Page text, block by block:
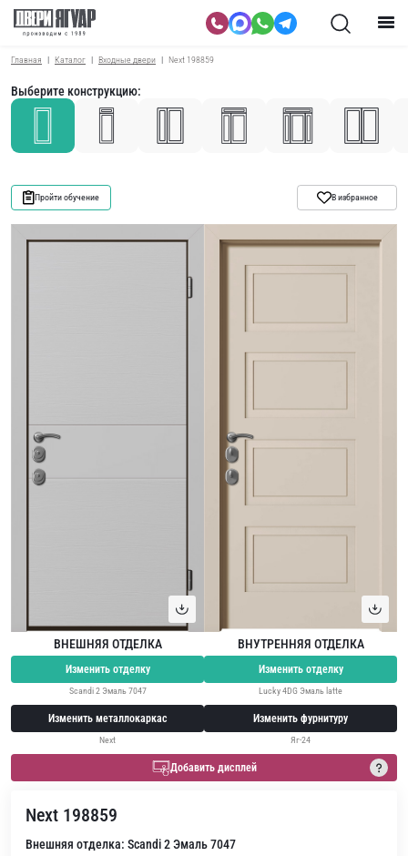
Главная Каталог Входные двери Next 198859
Выберите конструкцию:
Пройти обучение В избранное
ВНЕШНЯЯ ОТДЕЛКА
Изменить отделку
Scandi 2 Эмаль 7047
Изменить металлокаркас
Next
ВНУТРЕННЯЯ ОТДЕЛКА
Изменить отделку
Lucky 4DG Эмаль latte
Изменить фурнитуру
Яг-24
Добавить дисплей
Next 198859
Внешняя отделка: Scandi 2 Эмаль 7047